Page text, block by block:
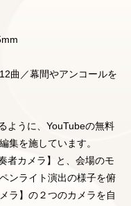
曲／幕間やアンコールを
ように、YouTubeの無料
集を施しています。
者カメラ】と、会場のモ
ンライト演出の様子を俯
ラ】の２つのカメラを自